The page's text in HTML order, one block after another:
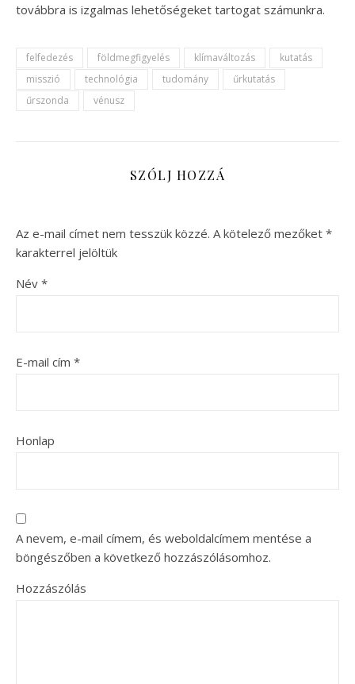
továbbra is izgalmas lehetőségeket tartogat számunkra.
felfedezés földmegfigyelés klímaváltozás
kutatás
misszió
technológia tudomány
űrkutatás
űrszonda
vénusz
SZÓLJ HOZZÁ
Az e-mail címet nem tesszük közzé. A kötelező mezőket *
karakterrel jelöltük
Név *
E-mail cím *
Honlap
A nevem, e-mail címem, és weboldalcímem mentése a
böngészőben a következő hozzászólásomhoz.
Hozzászólás